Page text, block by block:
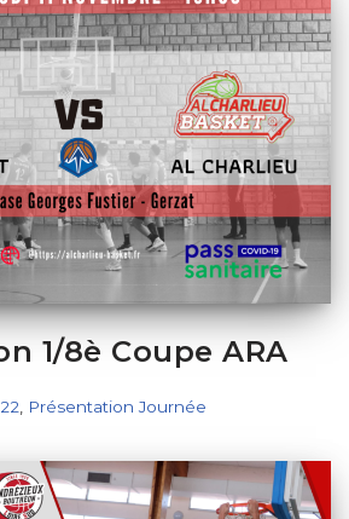
1/8è Coupe ARA
, Présentation Journée